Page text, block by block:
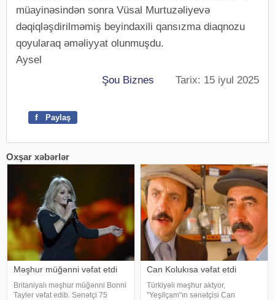
müayinəsindən sonra Vüsal Murtuzəliyevə
dəqiqləşdirilməmiş beyindaxili qansızma diaqnozu
qoyularaq əməliyyat olunmuşdu.
Aysel
Şou Biznes Tarix: 15 iyul 2025
f Paylaş
Oxşar xəbərlər
Məşhur müğənni vəfat etdi
Britaniyalı məşhur müğənni Bonni
Tayler vəfat edib. Sənətçi 75
Can Kolukısa vəfat etdi
Türkiyəli məşhur aktyor,
"Yeşilçam"ın sənətçisi Can